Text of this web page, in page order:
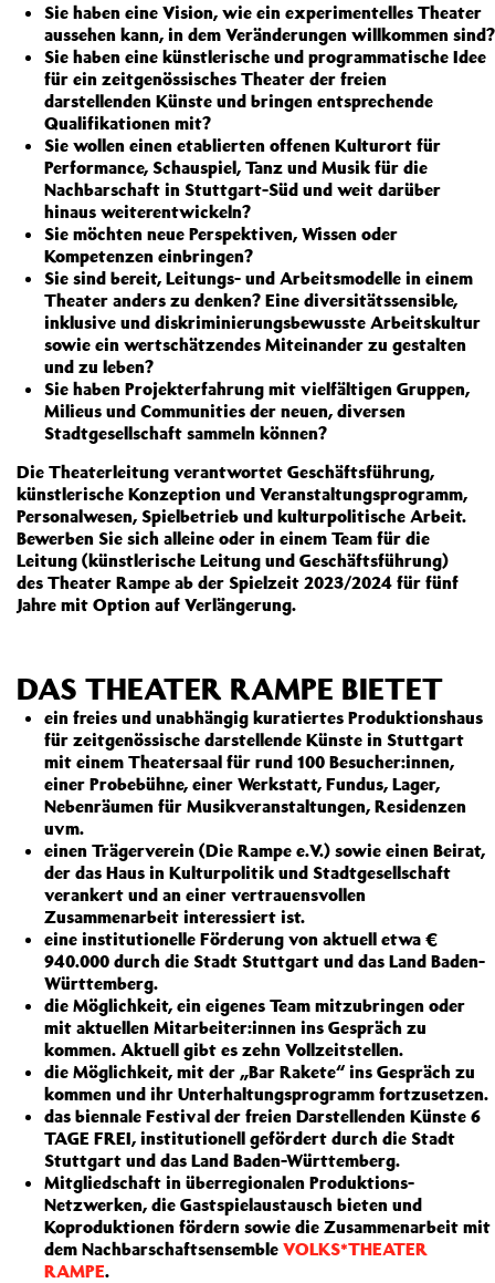
Sie haben eine Vision, wie ein experimentelles Theater
aussehen kann, in dem Veränderungen willkommen sind?
Sie haben eine künstlerische und programmatische Idee
für ein zeitgenössisches Theater der freien
darstellenden Künste und bringen entsprechende
Qualifikationen mit?
Sie wollen einen etablierten offenen Kulturort für
Performance, Schauspiel, Tanz und Musik für die
Nachbarschaft in Stuttgart-Süd und weit darüber
hinaus weiterentwickeln?
Sie möchten neue Perspektiven, Wissen oder
Kompetenzen einbringen?
Sie sind bereit, Leitungs- und Arbeitsmodelle in einem
Theater anders zu denken? Eine diversitätssensible,
inklusive und diskriminierungsbewusste Arbeitskultur
sowie ein wertschätzendes Miteinander zu gestalten
und zu leben?
Sie haben Projekterfahrung mit vielfältigen Gruppen,
Milieus und Communities der neuen, diversen
Stadtgesellschaft sammeln können?
Die Theaterleitung verantwortet Geschäftsführung,
künstlerische Konzeption und Veranstaltungsprogramm,
Personalwesen, Spielbetrieb und kulturpolitische Arbeit.
Bewerben Sie sich alleine oder in einem Team für die
Leitung (künstlerische Leitung und Geschäftsführung)
des Theater Rampe ab der Spielzeit 2023/2024 für fünf
Jahre mit Option auf Verlängerung.
DAS THEATER RAMPE BIETET
ein freies und unabhängig kuratiertes Produktionshaus
für zeitgenössische darstellende Künste in Stuttgart
mit einem Theatersaal für rund 100 Besucher:innen,
einer Probebühne, einer Werkstatt, Fundus, Lager,
Nebenräumen für Musikveranstaltungen, Residenzen
uvm.
einen Trägerverein (Die Rampe e.V.) sowie einen Beirat,
der das Haus in Kulturpolitik und Stadtgesellschaft
verankert und an einer vertrauensvollen
Zusammenarbeit interessiert ist.
eine institutionelle Förderung von aktuell etwa €
940.000 durch die Stadt Stuttgart und das Land Baden-
Württemberg.
die Möglichkeit, ein eigenes Team mitzubringen oder
mit aktuellen Mitarbeiter:innen ins Gespräch zu
kommen. Aktuell gibt es zehn Vollzeitstellen.
die Möglichkeit, mit der „Bar Rakete“ ins Gespräch zu
kommen und ihr Unterhaltungsprogramm fortzusetzen.
das biennale Festival der freien Darstellenden Künste 6
TAGE FREI, institutionell gefördert durch die Stadt
Stuttgart und das Land Baden-Württemberg.
Mitgliedschaft in überregionalen Produktions-
Netzwerken, die Gastspielaustausch bieten und
Koproduktionen fördern sowie die Zusammenarbeit mit
dem Nachbarschaftsensemble VOLKS*THEATER
RAMPE.